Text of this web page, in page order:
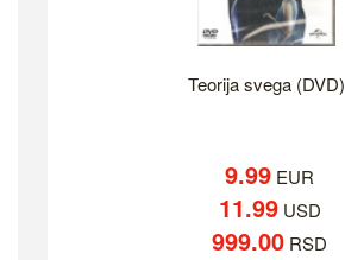
Teorija svega (DVD)
9.99 EUR
11.99USD
999.00 RSD